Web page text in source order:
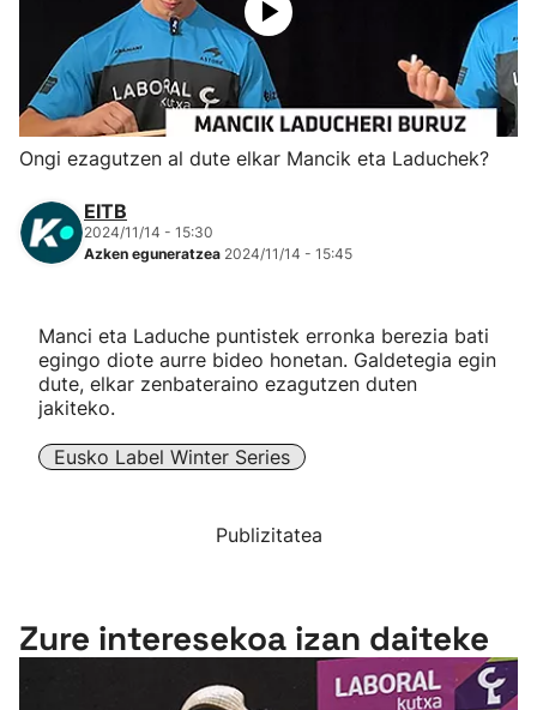
Herri-kirolak
Eskubaloia
Kirolak 360
Atletismoa
Kirol gehiago
Ongi ezagutzen al dute elkar Mancik eta Laduchek?
EITB
2024/11/14 - 15:30
Azken eguneratzea 2024/11/14 - 15:45
Manci eta Laduche puntistek erronka berezia bati
egingo diote aurre bideo honetan. Galdetegia egin
dute, elkar zenbateraino ezagutzen duten
jakiteko.
Eusko Label Winter Series
Publizitatea
Zure interesekoa izan daiteke